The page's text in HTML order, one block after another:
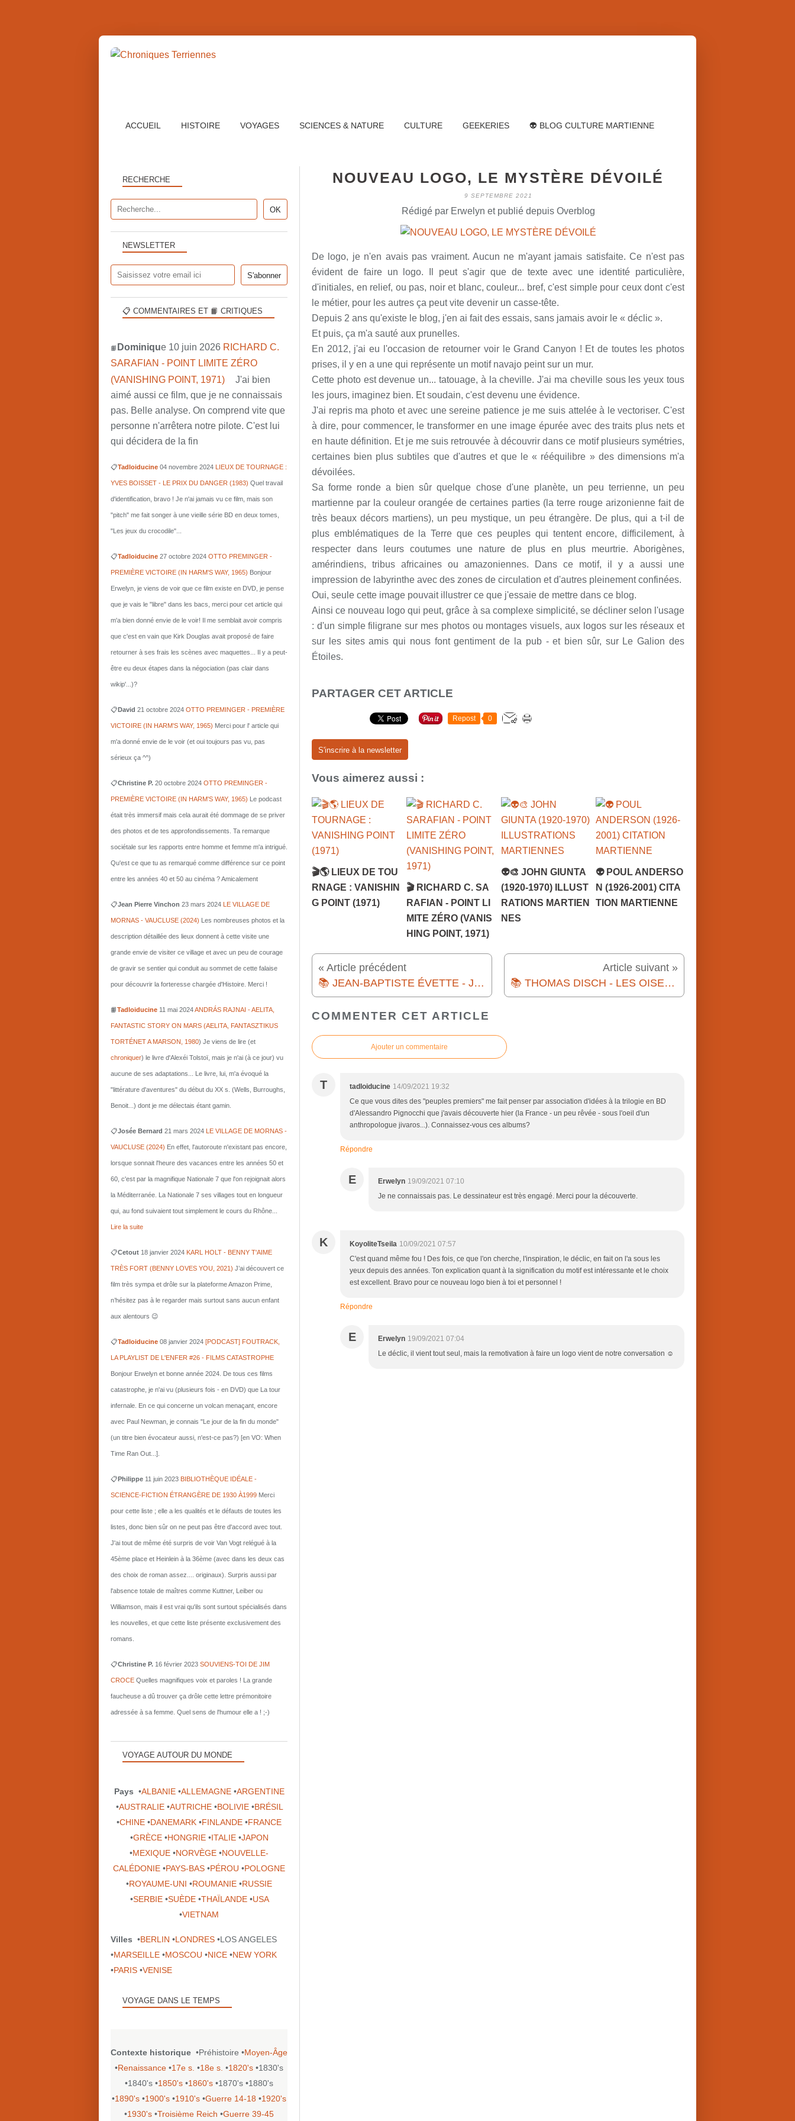
ACCUEIL HISTOIRE VOYAGES SCIENCES & NATURE CULTURE GEEKERIES 👽 BLOG CULTURE MARTIENNE
NOUVEAU LOGO, LE MYSTÈRE DÉVOILÉ
9 SEPTEMBRE 2021
Rédigé par Erwelyn et publié depuis Overblog
De logo, je n'en avais pas vraiment. Aucun ne m'ayant jamais satisfaite. Ce n'est pas
évident de faire un logo. Il peut s'agir que de texte avec une identité particulière,
d'initiales, en relief, ou pas, noir et blanc, couleur... bref, c'est simple pour ceux dont c'est
le métier, pour les autres ça peut vite devenir un casse-tête.
Depuis 2 ans qu'existe le blog, j'en ai fait des essais, sans jamais avoir le « déclic ».
Et puis, ça m'a sauté aux prunelles.
En 2012, j'ai eu l'occasion de retourner voir le Grand Canyon ! Et de toutes les photos
prises, il y en a une qui représente un motif navajo peint sur un mur.
Cette photo est devenue un... tatouage, à la cheville. J'ai ma cheville sous les yeux tous
les jours, imaginez bien. Et soudain, c'est devenu une évidence.
J'ai repris ma photo et avec une sereine patience je me suis attelée à le vectoriser. C'est
à dire, pour commencer, le transformer en une image épurée avec des traits plus nets et
en haute définition. Et je me suis retrouvée à découvrir dans ce motif plusieurs symétries,
certaines bien plus subtiles que d'autres et que le « rééquilibre » des dimensions m'a
dévoilées.
Sa forme ronde a bien sûr quelque chose d'une planète, un peu terrienne, un peu
martienne par la couleur orangée de certaines parties (la terre rouge arizonienne fait de
très beaux décors martiens), un peu mystique, un peu étrangère. De plus, qui a t-il de
plus emblématiques de la Terre que ces peuples qui tentent encore, difficilement, à
respecter dans leurs coutumes une nature de plus en plus meurtrie. Aborigènes,
amérindiens, tribus africaines ou amazoniennes. Dans ce motif, il y a aussi une
impression de labyrinthe avec des zones de circulation et d'autres pleinement confinées.
Oui, seule cette image pouvait illustrer ce que j'essaie de mettre dans ce blog.
Ainsi ce nouveau logo qui peut, grâce à sa complexe simplicité, se décliner selon l'usage
: d'un simple filigrane sur mes photos ou montages visuels, aux logos sur les réseaux et
sur les sites amis qui nous font gentiment de la pub - et bien sûr, sur Le Galion des
Étoiles.
PARTAGER CET ARTICLE
Repost 0
S'inscrire à la newsletter
Vous aimerez aussi :
🎬🌎 LIEUX DE TOU
RNAGE : VANISHIN
G POINT (1971)
🎬 RICHARD C. SA
RAFIAN - POINT LI
MITE ZÉRO (VANIS
HING POINT, 1971)
👽🎨 JOHN GIUNTA
(1920-1970) ILLUST
RATIONS MARTIEN
NES
👽 POUL ANDERSO
N (1926-2001) CITA
TION MARTIENNE
« Article précédent
📚 JEAN-BAPTISTE ÉVETTE - JORDAN FANTOSME (1997)
Article suivant »
📚 THOMAS DISCH - LES OISEAUX (THE BIRDS, 1973)
COMMENTER CET ARTICLE
Ajouter un commentaire
T tadloiducine 14/09/2021 19:32
Ce que vous dites des "peuples premiers" me fait penser par association d'idées à la trilogie en BD
d'Alessandro Pignocchi que j'avais découverte hier (la France - un peu rêvée - sous l'oeil d'un
anthropologue jivaros...). Connaissez-vous ces albums?
Répondre
E Erwelyn 19/09/2021 07:10
Je ne connaissais pas. Le dessinateur est très engagé. Merci pour la découverte.
K KoyoliteTseila 10/09/2021 07:57
C'est quand même fou ! Des fois, ce que l'on cherche, l'inspiration, le déclic, en fait on l'a sous les
yeux depuis des années. Ton explication quant à la signification du motif est intéressante et le choix
est excellent. Bravo pour ce nouveau logo bien à toi et personnel !
Répondre
E Erwelyn 19/09/2021 07:04
Le déclic, il vient tout seul, mais la remotivation à faire un logo vient de notre conversation ☺
NEWSLETTER
RECHERCHE
📋 COMMENTAIRES ET 📙 CRITIQUES
📙 Dominique 10 juin 2026 RICHARD C.
SARAFIAN - POINT LIMITE ZÉRO
(VANISHING POINT, 1971)
J'ai bien
aimé aussi ce film, que je ne connaissais
pas. Belle analyse. On comprend vite que
personne n'arrêtera notre pilote. C'est lui
qui décidera de la fin
📋Tadloiducine 04 novembre 2024 LIEUX DE TOURNAGE :
YVES BOISSET - LE PRIX DU DANGER (1983) Quel travail
d'identification, bravo ! Je n'ai jamais vu ce film, mais son
"pitch" me fait songer à une vieille série BD en deux tomes,
"Les jeux du crocodile"...
📋Tadloiducine 27 octobre 2024 OTTO PREMINGER -
PREMIÈRE VICTOIRE (IN HARM'S WAY, 1965) Bonjour
Erwelyn, je viens de voir que ce film existe en DVD, je pense
que je vais le "libre" dans les bacs, merci pour cet article qui
m'a bien donné envie de le voir! Il me semblait avoir compris
que c'est en vain que Kirk Douglas avait proposé de faire
retourner à ses frais les scènes avec maquettes... Il y a peut-
être eu deux étapes dans la négociation (pas clair dans
wikip'...)?
📋David 21 octobre 2024 OTTO PREMINGER - PREMIÈRE
VICTOIRE (IN HARM'S WAY, 1965) Merci pour l' article qui
m'a donné envie de le voir (et oui toujours pas vu, pas
sérieux ça ^^)
📋Christine P. 20 octobre 2024 OTTO PREMINGER -
PREMIÈRE VICTOIRE (IN HARM'S WAY, 1965) Le podcast
était très immersif mais cela aurait été dommage de se priver
des photos et de tes approfondissements. Ta remarque
sociétale sur les rapports entre homme et femme m'a intrigué.
Qu'est ce que tu as remarqué comme différence sur ce point
entre les années 40 et 50 au cinéma ? Amicalement
📋Jean Pierre Vinchon 23 mars 2024 LE VILLAGE DE
MORNAS - VAUCLUSE (2024) Les nombreuses photos et la
description détaillée des lieux donnent à cette visite une
grande envie de visiter ce village et avec un peu de courage
de gravir se sentier qui conduit au sommet de cette falaise
pour découvrir la forteresse chargée d'Histoire. Merci !
📙Tadloiducine 11 mai 2024ANDRÁS RAJNAI - AELITA,
FANTASTIC STORY ON MARS (AELITA, FANTASZTIKUS
TORTÉNET A MARSON, 1980) Je viens de lire (et
chroniquer) le livre d'Alexéi Tolstoï, mais je n'ai (à ce jour) vu
aucune de ses adaptations... Le livre, lui, m'a évoqué la
"littérature d'aventures" du début du XX s. (Wells, Burroughs,
Benoit...) dont je me délectais étant gamin.
📋Josée Bernard 21 mars 2024 LE VILLAGE DE MORNAS -
VAUCLUSE (2024) En effet, l'autoroute n'existant pas encore,
lorsque sonnait l'heure des vacances entre les années 50 et
60, c'est par la magnifique Nationale 7 que l'on rejoignait alors
la Méditerranée. La Nationale 7 ses villages tout en longueur
qui, au fond suivaient tout simplement le cours du Rhône...
Lire la suite
📋Cetout 18 janvier 2024 KARL HOLT - BENNY T'AIME
TRÈS FORT (BENNY LOVES YOU, 2021) J’ai découvert ce
film très sympa et drôle sur la plateforme Amazon Prime,
n’hésitez pas à le regarder mais surtout sans aucun enfant
aux alentours 😉
📋Tadloiducine 08 janvier 2024 [PODCAST] FOUTRACK,
LA PLAYLIST DE L'ENFER #26 - FILMS CATASTROPHE
Bonjour Erwelyn et bonne année 2024. De tous ces films
catastrophe, je n'ai vu (plusieurs fois - en DVD) que La tour
infernale. En ce qui concerne un volcan menaçant, encore
avec Paul Newman, je connais "Le jour de la fin du monde"
(un titre bien évocateur aussi, n'est-ce pas?) [en VO: When
Time Ran Out...].
📋Philippe 11 juin 2023 BIBLIOTHÈQUE IDÉALE -
SCIENCE-FICTION ÉTRANGÈRE DE 1930 À1999 Merci
pour cette liste ; elle a les qualités et le défauts de toutes les
listes, donc bien sûr on ne peut pas être d'accord avec tout.
J'ai tout de même été surpris de voir Van Vogt relégué à la
45ème place et Heinlein à la 36ème (avec dans les deux cas
des choix de roman assez.... originaux). Surpris aussi par
l'absence totale de maîtres comme Kuttner, Leiber ou
Williamson, mais il est vrai qu'ils sont surtout spécialisés dans
les nouvelles, et que cette liste présente exclusivement des
romans.
📋Christine P. 16 février 2023 SOUVIENS-TOI DE JIM
CROCE Quelles magnifiques voix et paroles ! La grande
faucheuse a dû trouver ça drôle cette lettre prémonitoire
adressée à sa femme. Quel sens de l'humour elle a ! ;-)
VOYAGE AUTOUR DU MONDE
Pays •ALBANIE•ALLEMAGNE•ARGENTINE
•AUSTRALIE•AUTRICHE•BOLIVIE•BRÉSIL
•CHINE •DANEMARK •FINLANDE •FRANCE
•GRÈCE•HONGRIE•ITALIE•JAPON
•MEXIQUE •NORVÈGE •NOUVELLE-
CALÉDONIE •PAYS-BAS •PÉROU •POLOGNE
•ROYAUME-UNI •ROUMANIE •RUSSIE
•SERBIE•SUÈDE•THAÏLANDE•USA
•VIETNAM
Villes •BERLIN •LONDRES •LOS ANGELES
•MARSEILLE •MOSCOU •NICE •NEW YORK
•PARIS •VENISE
VOYAGE DANS LE TEMPS
Contexte historique •Préhistoire •Moyen-Âge
•Renaissance •17e s. •18e s. •1820's •1830's
•1840's •1850's •1860's •1870's •1880's
•1890's •1900's •1910's •Guerre 14-18 •1920's
•1930's •Troisième Reich •Guerre 39-45